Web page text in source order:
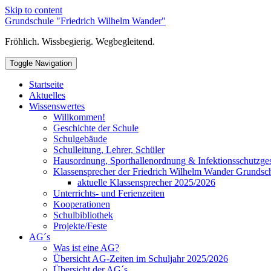
Skip to content
Grundschule "Friedrich Wilhelm Wander"
Fröhlich. Wissbegierig. Wegbegleitend.
Toggle Navigation
Startseite
Aktuelles
Wissenswertes
Willkommen!
Geschichte der Schule
Schulgebäude
Schulleitung, Lehrer, Schüler
Hausordnung, Sporthallenordnung &
Klassensprecher der Friedrich Wilhelm Wander
aktuelle Klassensprecher 2025/2026
Unterrichts- und Ferienzeiten
Kooperationen
Schulbibliothek
Projekte/Feste
AG´s
Was ist eine AG?
Übersicht AG-Zeiten im Schuljahr 2025/2026